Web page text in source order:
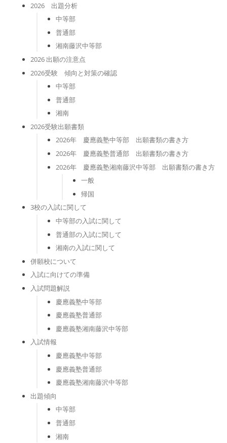
2026 出題分析
中等部
普通部
湘南藤沢中等部
2026 出願の注意点
2026受験 傾向と対策の確認
中等部
普通部
湘南
2026受験出願書類
2026年 慶應義塾中等部 出願書類の書き方
2026年 慶應義塾普通部 出願書類の書き方
2026年 慶應義塾湘南藤沢中等部 出願書類の書き方
一般
帰国
3校の入試に関して
中等部の入試に関して
普通部の入試に関して
湘南の入試に関して
併願校について
入試に向けての準備
入試問題解説
慶應義塾中等部
慶應義塾普通部
慶應義塾湘南藤沢中等部
入試情報
慶應義塾中等部
慶應義塾普通部
慶應義塾湘南藤沢中等部
出題傾向
中等部
普通部
湘南